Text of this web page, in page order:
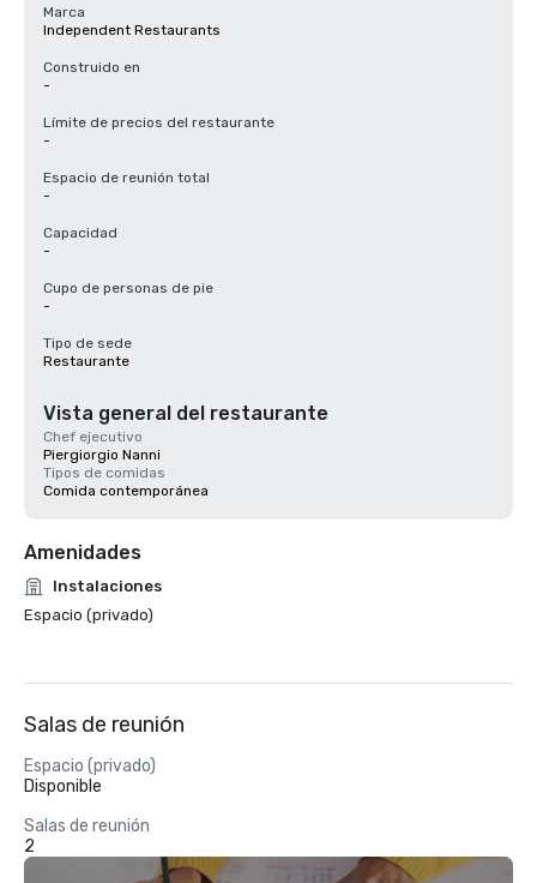
Marca
Independent Restaurants
Construido en
-
Límite de precios del restaurante
-
Espacio de reunión total
-
Capacidad
-
Cupo de personas de pie
-
Tipo de sede
Restaurante
Vista general del restaurante
Chef ejecutivo
Piergiorgio Nanni
Tipos de comidas
Comida contemporánea
Amenidades
Instalaciones
Espacio (privado)
Salas de reunión
Espacio (privado)
Disponible
Salas de reunión
2